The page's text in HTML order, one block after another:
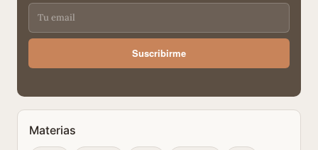
Suscribirme
Materias